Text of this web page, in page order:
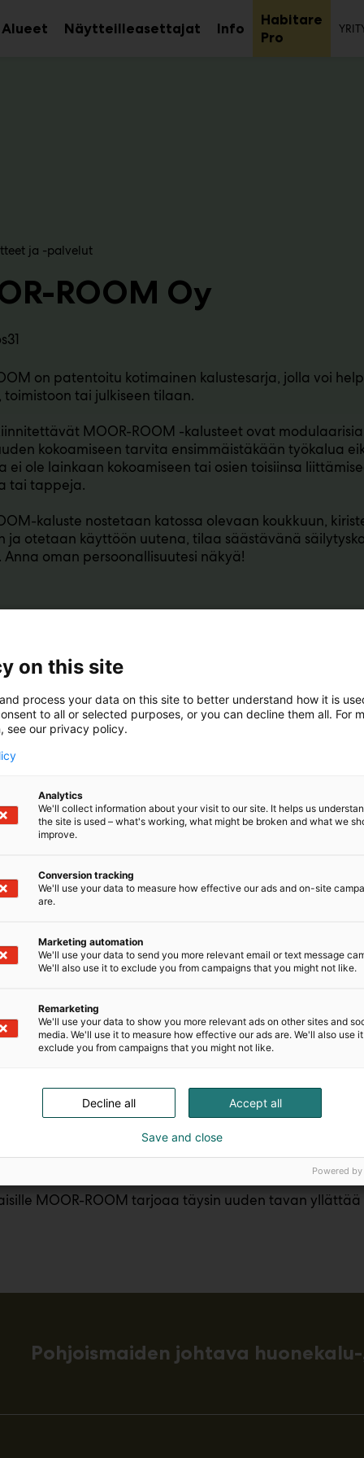
AlueetAvaaNäytteilleasettajat InfoAvaa
Habitare
Pro
Avaa
ja -palvelut
ROOM Oy
on patentoitu kotimainen kalustesarja, jolla voi
toimistoon tai julkiseen tilaan.
MOOR-ROOM -kalusteet ovat
kokoamiseen tarvita ensimmäistäkään työkalua
ei ole lainkaan kokoamiseen tai osien toisiinsa
tai tappeja.
kaluste nostetaan katossa olevaan koukkuun,
ja otetaan käyttöön uutena, tilaa säästävänä
Anna oman persoonallisuutesi näkyä!
tarvitsee säilytystilaa tärkeille tavaroilleen.
jo käytössä?
on innovatiivinen, patentoitu ja tyylikäs, moneen
sertifioiduista materiaaleista. Hylly kiinnitetään
vaikkapa ikkunanpesun ajaksi. Voit käyttää sitä
sohvapöydän yllä, lisätilana
tärkeimmille tavaroillesi – anna oman
MOOR-ROOM tarjoaa täysin uuden tavan
Pohjoismaiden johtava
on this site
process your data on this site to better understand how it is
to all or selected purposes, or you can decline them all. For
see our privacy policy.
Analytics
We'll collect information about your visit to our site. It helps us
the site is used – what's working, what might be broken and what we
improve.
Conversion tracking
We'll use your data to measure how effective our ads and on-site
are.
Marketing automation
We'll use your data to send you more relevant email or text message
We'll also use it to exclude you from campaigns that you might not like.
Remarketing
We'll use your data to show you more relevant ads on other sites and
media. We'll use it to measure how effective our ads are. We'll also use
exclude you from campaigns that you might not like.
Accept all
Decline all
Save and close
Powered by